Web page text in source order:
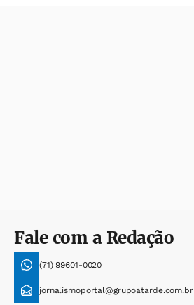
Fale com a Redação
(71) 99601-0020
jornalismoportal@grupoatarde.com.br